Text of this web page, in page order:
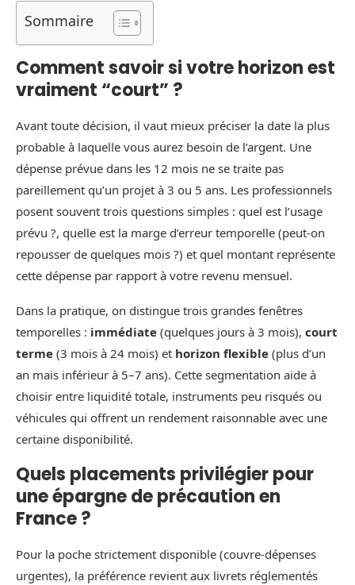
Sommaire
Comment savoir si votre horizon est
vraiment “court” ?
Avant toute décision, il vaut mieux préciser la date la plus
probable à laquelle vous aurez besoin de l’argent. Une
dépense prévue dans les 12 mois ne se traite pas
pareillement qu’un projet à 3 ou 5 ans. Les professionnels
posent souvent trois questions simples : quel est l’usage
prévu ?, quelle est la marge d’erreur temporelle (peut-on
repousser de quelques mois ?) et quel montant représente
cette dépense par rapport à votre revenu mensuel.
Dans la pratique, on distingue trois grandes fenêtres
temporelles : immédiate (quelques jours à 3 mois), court
terme (3 mois à 24 mois) et horizon flexible (plus d’un
an mais inférieur à 5–7 ans). Cette segmentation aide à
choisir entre liquidité totale, instruments peu risqués ou
véhicules qui offrent un rendement raisonnable avec une
certaine disponibilité.
Quels placements privilégier pour
une épargne de précaution en
France ?
Pour la poche strictement disponible (couvre-dépenses
urgentes), la préférence revient aux livrets réglementés